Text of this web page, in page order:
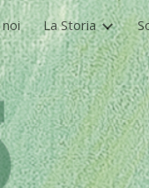
La Storia